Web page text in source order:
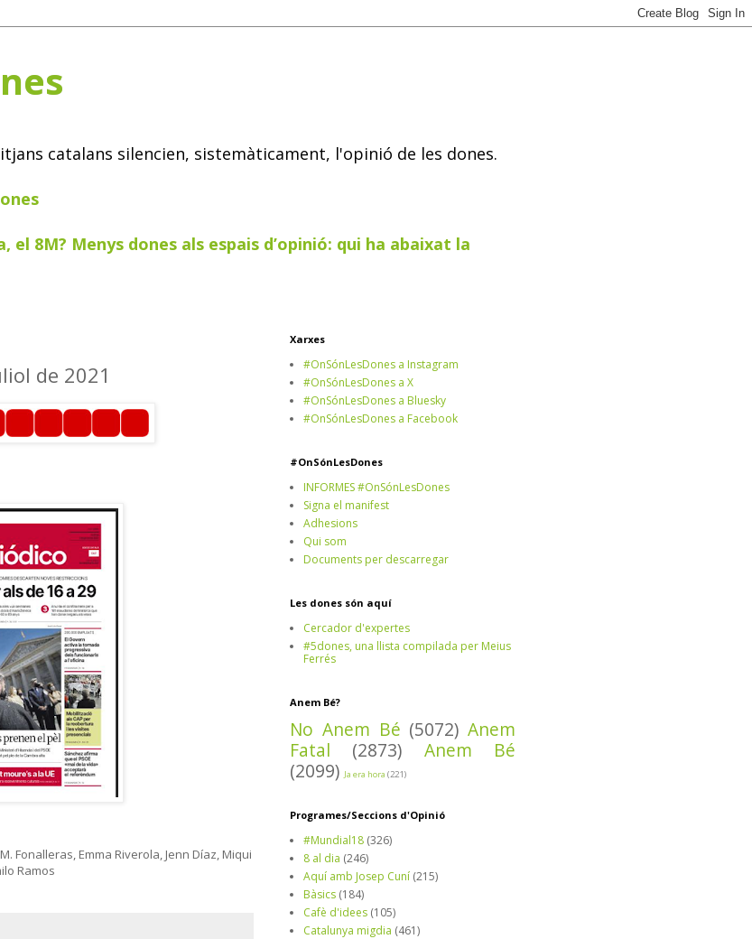
catalans silencien, sistemàticament, l'opinió de les dones.
el 8M? Menys dones als espais d’opinió: qui ha abaixat la
de 2021
Fonalleras, Emma Riverola, Jenn Díaz, Miqui
Ramos
Xarxes
#OnSónLesDones a Instagram
#OnSónLesDones a X
#OnSónLesDones a Bluesky
#OnSónLesDones a Facebook
#OnSónLesDones
INFORMES #OnSónLesDones
Signa el manifest
Adhesions
Qui som
Documents per descarregar
Les dones són aquí
Cercador d'expertes
#5dones, una llista compilada per Meius
Ferrés
Anem Bé?
No Anem Bé (5072) Anem
Fatal
(2873)
Anem Bé
(2099) Ja era hora (221)
Programes/Seccions d'Opinió
#Mundial18 (326)
8 al dia (246)
Aquí amb Josep Cuní (215)
Bàsics (184)
Cafè d'idees (105)
Catalunya migdia (461)